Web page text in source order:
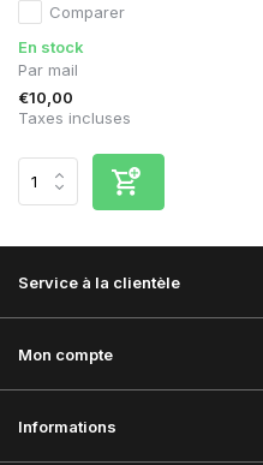
Comparer
En stock
Par mail
€10,00
Taxes incluses
Service à la clientèle
Mon compte
Informations